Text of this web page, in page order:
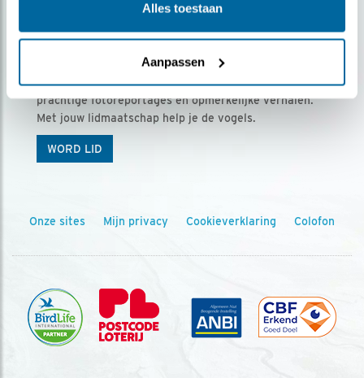
Alles toestaan
Aanpassen
Ontvang 5 x Vogels voor € 36,00 per jaar
Vogels is het tijdschrift voor onze leden, met
prachtige fotoreportages en opmerkelijke verhalen.
Met jouw lidmaatschap help je de vogels.
WORD LID
Onze sites Mijn privacy Cookieverklaring Colofon